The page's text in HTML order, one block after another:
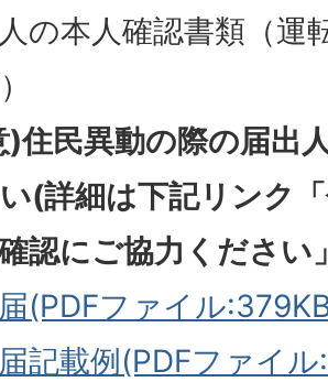
の本人確認書類（運
)住民異動の際の届出
(詳細は下記リンク
認にご協力ください
(PDFファイル
記載例(PDFファイ